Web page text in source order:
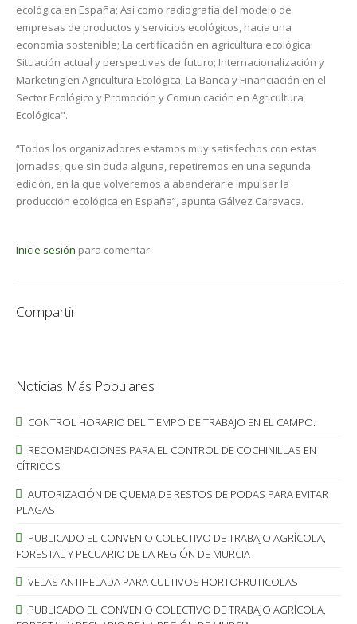
ecológica en España; Así como radiografía del modelo de
empresas de productos y servicios ecológicos, hacia una
economía sostenible; La certificación en agricultura ecológica:
Situación actual y perspectivas de futuro; Internacionalización y
Marketing en Agricultura Ecológica; La Banca y Financiación en el
Sector Ecológico y Promoción y Comunicación en Agricultura
Ecológica".
“Todos los organizadores estamos muy satisfechos con estas
jornadas, que sin duda alguna, repetiremos en una segunda
edición, en la que volveremos a abanderar e impulsar la
producción ecológica en España”, apunta Gálvez Caravaca.
Inicie sesión para comentar
Compartir
Noticias Más Populares
CONTROL HORARIO DEL TIEMPO DE TRABAJO EN EL CAMPO.
RECOMENDACIONES PARA EL CONTROL DE COCHINILLAS EN
CÍTRICOS
AUTORIZACIÓN DE QUEMA DE RESTOS DE PODAS PARA EVITAR
PLAGAS
PUBLICADO EL CONVENIO COLECTIVO DE TRABAJO AGRÍCOLA,
FORESTAL Y PECUARIO DE LA REGIÓN DE MURCIA
VELAS ANTIHELADA PARA CULTIVOS HORTOFRUTICOLAS
PUBLICADO EL CONVENIO COLECTIVO DE TRABAJO AGRÍCOLA,